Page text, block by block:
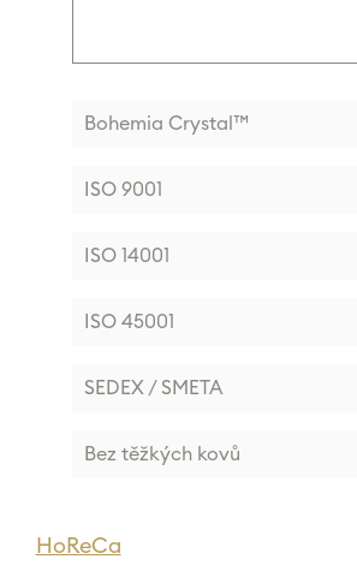
Bohemia Crystal™
ISO 9001
ISO 14001
ISO 45001
SEDEX / SMETA
Bez těžkých kovů
HoReCa